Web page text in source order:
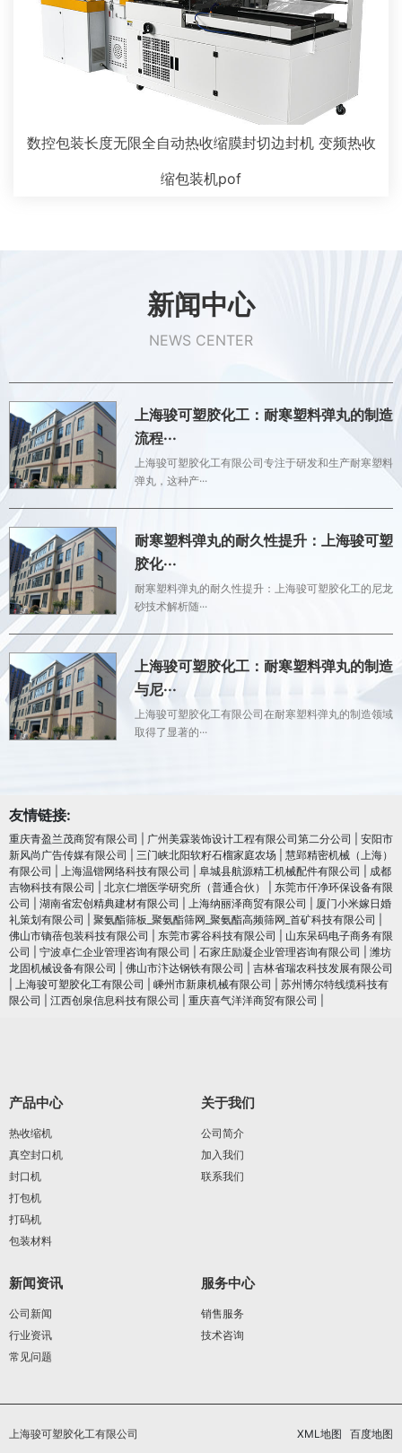
数控包装长度无限全自动热收缩膜封切边封机 变频热收
缩包装机pof
新闻中心
NEWS CENTER
上海骏可塑胶化工：耐寒塑料弹丸的制造
流程···
上海骏可塑胶化工有限公司专注于研发和生产耐寒塑料
弹丸，这种产···
耐寒塑料弹丸的耐久性提升：上海骏可塑
胶化···
耐寒塑料弹丸的耐久性提升：上海骏可塑胶化工的尼龙
砂技术解析随···
上海骏可塑胶化工：耐寒塑料弹丸的制造
与尼···
上海骏可塑胶化工有限公司在耐寒塑料弹丸的制造领域
取得了显著的···
友情链接:
重庆青盈兰茂商贸有限公司 广州美霖装饰设计工程有限公司第二分公司
安阳市
新风尚广告传媒有限公司
三门峡北阳软籽石榴家庭农场
慧郢精密机械（上海）
有限公司
上海温锴网络科技有限公司 阜城县航源精工机械配件有限公司
成都
吉物科技有限公司
北京仁增医学研究所（普通合伙）
东莞市仟净环保设备有限
公司
湖南省宏创精典建材有限公司 上海纳丽泽商贸有限公司
厦门小米嫁日婚
礼策划有限公司
聚氨酯筛板_聚氨酯筛网_聚氨酯高频筛网_首矿科技有限公司
佛山市镝蓓包装科技有限公司
东莞市雾谷科技有限公司
山东呆码电子商务有限
公司
宁波卓仁企业管理咨询有限公司 石家庄励凝企业管理咨询有限公司
潍坊
龙固机械设备有限公司
佛山市汴达钢铁有限公司
吉林省瑞农科技发展有限公司
上海骏可塑胶化工有限公司 嵊州市新康机械有限公司
苏州博尔特线缆科技有
限公司
江西创泉信息科技有限公司 重庆喜气洋洋商贸有限公司
产品中心
热收缩机
真空封口机
封口机
打包机
打码机
包装材料
关于我们
公司简介
加入我们
联系我们
新闻资讯
公司新闻
行业资讯
常见问题
服务中心
销售服务
技术咨询
上海骏可塑胶化工有限公司 XML地图 百度地图